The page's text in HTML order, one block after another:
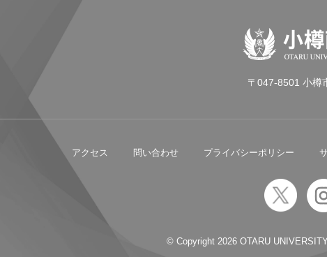
〒047-8501 小樽
アクセス 問い合わせ プライバシーポリシー
© Copyright 2026 OTARU